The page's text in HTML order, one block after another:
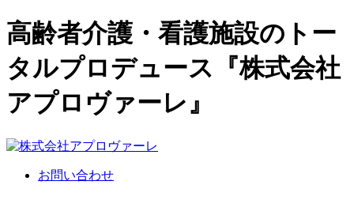
高齢者介護・看護施設のトー
タルプロデュース『株式会社
アプロヴァーレ』
お問い合わせ